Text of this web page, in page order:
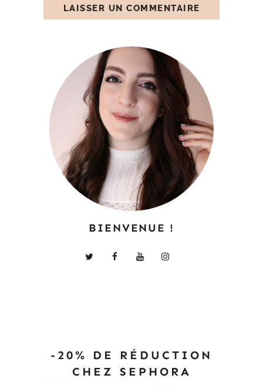
BIENVENUE !
-20% DE RÉDUCTION
CHEZ SEPHORA